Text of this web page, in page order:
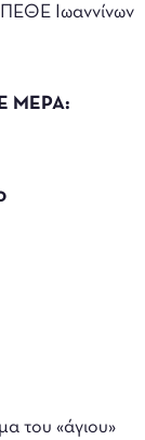
Ιωαννίνων
ΜΕΡΑ:
του «άγιου»